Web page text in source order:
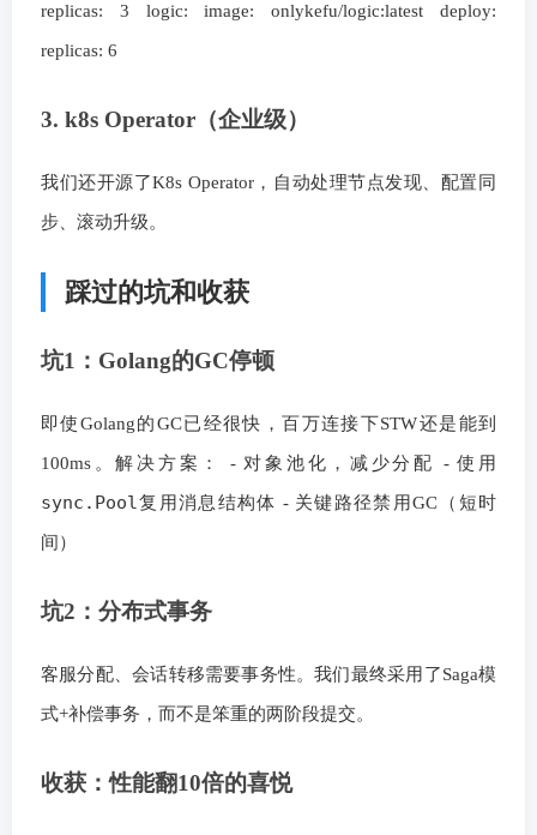
replicas: 3 logic: image: onlykefu/logic:latest deploy:
replicas: 6
3. k8s Operator（企业级）
我们还开源了K8s Operator，自动处理节点发现、配置同
步、滚动升级。
踩过的坑和收获
坑1：Golang的GC停顿
即使Golang的GC已经很快，百万连接下STW还是能到
100ms。解决方案： - 对象池化，减少分配 - 使用
sync.Pool复用消息结构体 - 关键路径禁用GC（短时
间）
坑2：分布式事务
客服分配、会话转移需要事务性。我们最终采用了Saga模
式+补偿事务，而不是笨重的两阶段提交。
收获：性能翻10倍的喜悦